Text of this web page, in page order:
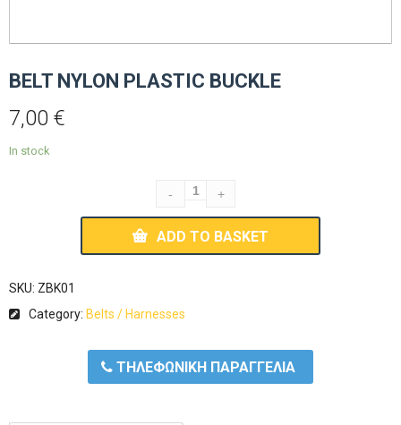
BELT NYLON PLASTIC BUCKLE
7,00 €
In stock
ADD TO BASKET
SKU: ZBK01
Category: Belts / Harnesses
ΤΗΛΕΦΩΝΙΚΗ ΠΑΡΑΓΓΕΛΙΑ